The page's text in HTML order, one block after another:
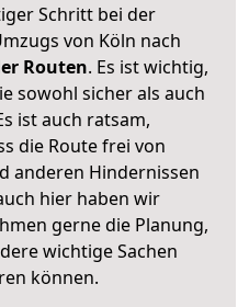
Schritt bei der
von Köln nach
Routen. Es ist wichtig,
sowohl sicher als auch
ist auch ratsam,
die Route frei von
anderen Hindernissen
hier haben wir
gerne die Planung,
wichtige Sachen
können.